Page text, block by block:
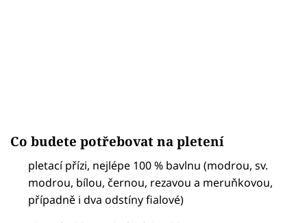
Co budete potřebovat na pletení
pletací přízi, nejlépe 100 % bavlnu (modrou, sv.
modrou, bílou, černou, rezavou a meruňkovou,
případně i dva odstíny fialové)